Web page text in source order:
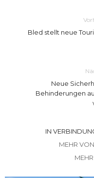
Bled stellt neue
Neue
Behinderungen
IN
MEHR